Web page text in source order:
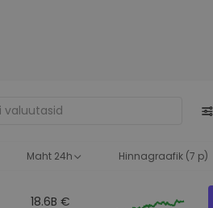
Maht 24h Hinnagraafik (7 p)
18.6B €